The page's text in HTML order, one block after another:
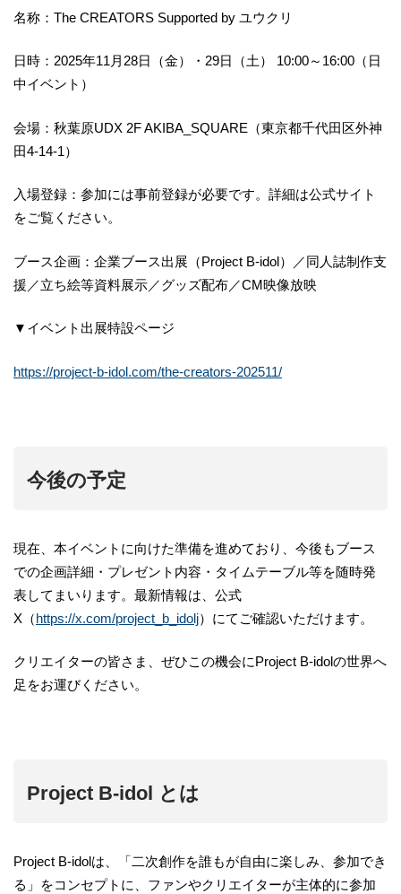
名称：The CREATORS Supported by ユウクリ
日時：2025年11月28日（金）・29日（土） 10:00～16:00（日
中イベント）
会場：秋葉原UDX 2F AKIBA_SQUARE（東京都千代田区外神
田4-14-1）
入場登録：参加には事前登録が必要です。詳細は公式サイト
をご覧ください。
ブース企画：企業ブース出展（Project B-idol）／同人誌制作支
援／立ち絵等資料展示／グッズ配布／CM映像放映
▼イベント出展特設ページ
https://project-b-idol.com/the-creators-202511/
今後の予定
現在、本イベントに向けた準備を進めており、今後もブース
での企画詳細・プレゼント内容・タイムテーブル等を随時発
表してまいります。最新情報は、公式
X（https://x.com/project_b_idolj）にてご確認いただけます。
クリエイターの皆さま、ぜひこの機会にProject B-idolの世界へ
足をお運びください。
Project B-idol とは
Project B-idolは、「二次創作を誰もが自由に楽しみ、参加でき
る」をコンセプトに、ファンやクリエイターが主体的に参加